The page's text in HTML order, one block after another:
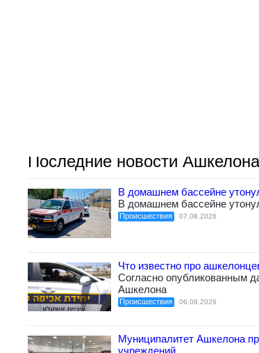
Последние новости Ашкелона
В домашнем бассейне
В домашнем бассейне
Происшествия 07.08.2026
Что известно про
Согласно опубликованным
Ашкелона
Происшествия 06.08.2026
Муниципалитет Ашкелона